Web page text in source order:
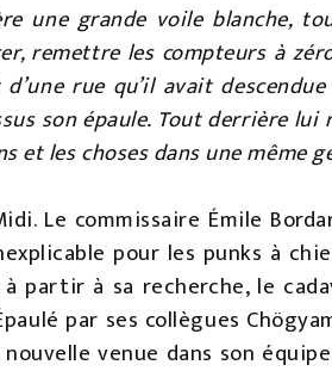
une grande voile blanche,
remettre les compteurs à
rue qu’il avait
son épaule. Tout derrière
et les choses dans une même
Le commissaire Émile
pour les punks à
partir à sa recherche, le
par ses collègues
venue dans son